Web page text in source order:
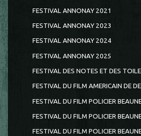
FESTIVAL ANNONAY 2021
FESTIVAL ANNONAY 2023
FESTIVAL ANNONAY 2024
FESTIVAL ANNONAY 2025
FESTIVAL DES NOTES ET DES
FESTIVAL DU FILM AMERICAIN DE
FESTIVAL DU FILM POLICIER
FESTIVAL DU FILM POLICIER
FESTIVAL DU FILM POLICIER